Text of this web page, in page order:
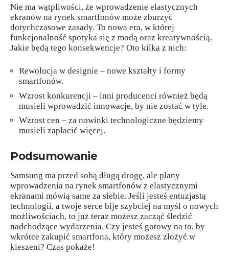
Nie ma wątpliwości, że wprowadzenie elastycznych
ekranów na rynek smartfonów może zburzyć
dotychczasowe zasady. To nowa era, w której
funkcjonalność spotyka się z modą oraz kreatywnością.
Jakie będą tego konsekwencje? Oto kilka z nich:
Rewolucja w designie – nowe kształty i formy
smartfonów.
Wzrost konkurencji – inni producenci również będą
musieli wprowadzić innowacje, by nie zostać w tyle.
Wzrost cen – za nowinki technologiczne będziemy
musieli zapłacić więcej.
Podsumowanie
Samsung ma przed sobą długą drogę, ale plany
wprowadzenia na rynek smartfonów z elastycznymi
ekranami mówią same za siebie. Jeśli jesteś entuzjastą
technologii, a twoje serce bije szybciej na myśl o nowych
możliwościach, to już teraz możesz zacząć śledzić
nadchodzące wydarzenia. Czy jesteś gotowy na to, by
wkrótce zakupić smartfona, który możesz złożyć w
kieszeni? Czas pokaże!